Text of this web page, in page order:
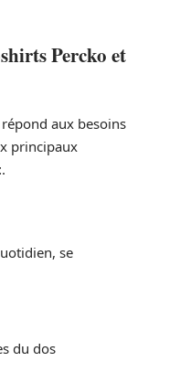
Percko et
aux besoins
principaux
.
se
du dos